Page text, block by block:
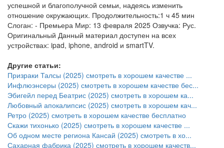
успешной и благополучной семьи, надеясь изменить
отношение окружающих. Продолжительность:1 ч 45 мин
Слоган: - Премьера Мир: 13 февраля 2025 Озвучка: Рус.
Оригинальный Данный материал доступен на всех
устройствах: ipad, iphone, android и smartTV.
Другие статьи:
Призраки Талсы (2025) смотреть в хорошем качестве ...
Инфлюэнсеры (2025) смотреть в хорошем качестве бес...
Эбигейл перед Беатрис (2025) смотреть в хорошем ка...
Любовный апокалипсис (2025) смотреть в хорошем кач...
Ретро (2025) смотреть в хорошем качестве бесплатно
Скажи тихонько (2025) смотреть в хорошем качестве ...
Об одном месте региона Кансай (2025) смотреть в хо...
Сахарная фабрика (2025) смотреть в хорошем качеств...